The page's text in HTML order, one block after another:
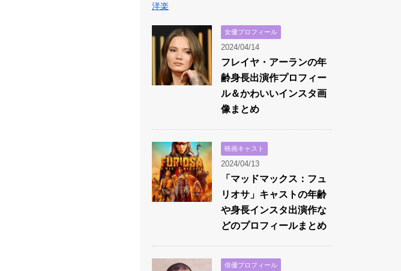
洋楽
女優プロフィール
2024/04/14
フレイヤ・アーランの年
齢身長出演作プロフィー
ル＆かわいいインスタ画
像まとめ
映画キャスト
2024/04/13
「マッドマックス：フュ
リオサ」キャストの年齢
や身長インスタ出演作な
どのプロフィールまとめ
俳優プロフィール